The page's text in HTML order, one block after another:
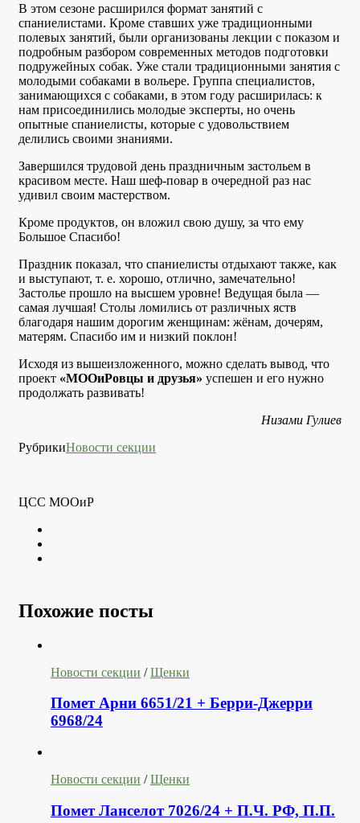
В этом сезоне расширился формат занятий с
спаниелистами. Кроме ставших уже традиционными
полевых занятий, были организованы лекции с показом и
подробным разбором современных методов подготовки
подружейных собак. Уже стали традиционными занятия с
молодыми собаками в вольере. Группа специалистов,
занимающихся с собаками, в этом году расширилась: к
нам присоединились молодые эксперты, но очень
опытные спаниелисты, которые с удовольствием
делились своими знаниями.
Завершился трудовой день праздничным застольем в
красивом месте. Наш шеф-повар в очередной раз нас
удивил своим мастерством.
Кроме продуктов, он вложил свою душу, за что ему
Большое Спасибо!
Праздник показал, что спаниелисты отдыхают также, как
и выступают, т. е. хорошо, отлично, замечательно!
Застолье прошло на высшем уровне! Ведущая была —
самая лучшая! Столы ломились от различных яств
благодаря нашим дорогим женщинам: жёнам, дочерям,
матерям. Спасибо им и низкий поклон!
Исходя из вышеизложенного, можно сделать вывод, что
проект «МООиРовцы и друзья» успешен и его нужно
продолжать развивать!
Низами Гулиев
РубрикиНовости секции
ЦСС МООиР
Похожие посты
Новости секции /Щенки
Помет Арни 6651/21 + Берри-Джерри
6968/24
Новости секции /Щенки
Помет Ланселот 7026/24 + П.Ч. РФ, П.П.